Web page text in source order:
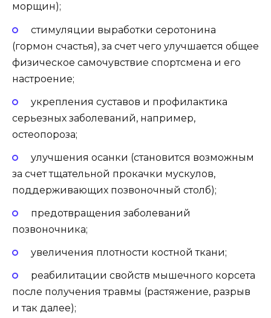
морщин);
стимуляции выработки серотонина
(гормон счастья), за счет чего улучшается общее
физическое самочувствие спортсмена и его
настроение;
укрепления суставов и профилактика
серьезных заболеваний, например,
остеопороза;
улучшения осанки (становится возможным
за счет тщательной прокачки мускулов,
поддерживающих позвоночный столб);
предотвращения заболеваний
позвоночника;
увеличения плотности костной ткани;
реабилитации свойств мышечного корсета
после получения травмы (растяжение, разрыв
и так далее);